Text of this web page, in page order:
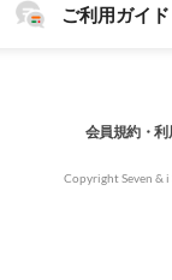
ご利用ガイ
会員規約・利
Copyright Seven & i